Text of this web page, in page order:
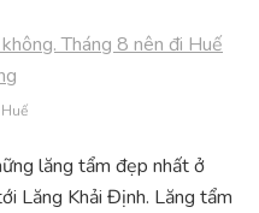
lăng tẩm đẹp nhất ở
Lăng Khải Định. Lăng tẩm